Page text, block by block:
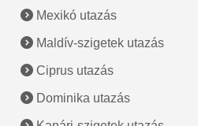
Mexikó utazás
Maldív-szigetek utazás
Ciprus utazás
Dominika utazás